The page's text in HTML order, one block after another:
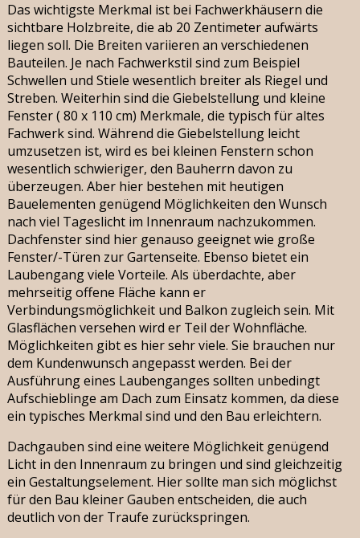
Das wichtigste Merkmal ist bei Fachwerkhäusern die
sichtbare Holzbreite, die ab 20 Zentimeter aufwärts
liegen soll. Die Breiten variieren an verschiedenen
Bauteilen. Je nach Fachwerkstil sind zum Beispiel
Schwellen und Stiele wesentlich breiter als Riegel und
Streben. Weiterhin sind die Giebelstellung und kleine
Fenster ( 80 x 110 cm) Merkmale, die typisch für altes
Fachwerk sind. Während die Giebelstellung leicht
umzusetzen ist, wird es bei kleinen Fenstern schon
wesentlich schwieriger, den Bauherrn davon zu
überzeugen. Aber hier bestehen mit heutigen
Bauelementen genügend Möglichkeiten den Wunsch
nach viel Tageslicht im Innenraum nachzukommen.
Dachfenster sind hier genauso geeignet wie große
Fenster/-Türen zur Gartenseite. Ebenso bietet ein
Laubengang viele Vorteile. Als überdachte, aber
mehrseitig offene Fläche kann er
Verbindungsmöglichkeit und Balkon zugleich sein. Mit
Glasflächen versehen wird er Teil der Wohnfläche.
Möglichkeiten gibt es hier sehr viele. Sie brauchen nur
dem Kundenwunsch angepasst werden. Bei der
Ausführung eines Laubenganges sollten unbedingt
Aufschieblinge am Dach zum Einsatz kommen, da diese
ein typisches Merkmal sind und den Bau erleichtern.
Dachgauben sind eine weitere Möglichkeit genügend
Licht in den Innenraum zu bringen und sind gleichzeitig
ein Gestaltungselement. Hier sollte man sich möglichst
für den Bau kleiner Gauben entscheiden, die auch
deutlich von der Traufe zurückspringen.